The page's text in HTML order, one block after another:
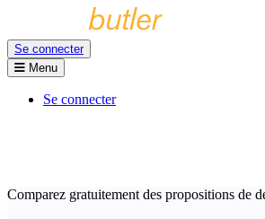
Se connecter
Menu
Se connecter
Comparez gratuitement des propositions de